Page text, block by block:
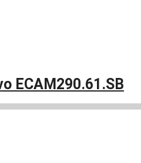
ECAM290.61.SB